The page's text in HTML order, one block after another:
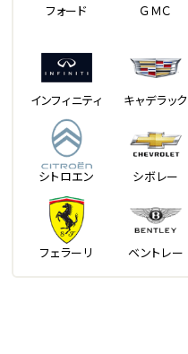
フォード ＧＭＣ
インフィニティ キャデラック
シトロエン シボレー
フェラーリ ベントレー